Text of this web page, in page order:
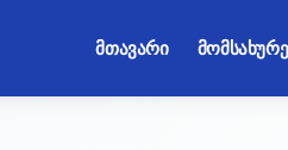
მთავარი